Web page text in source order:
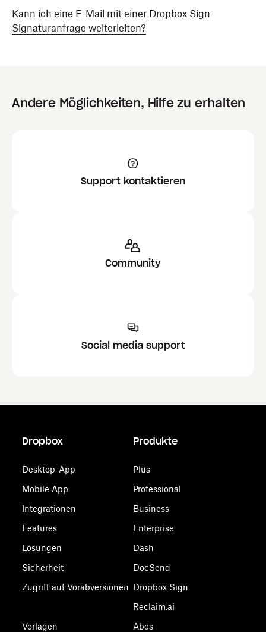
Kann ich eine E-Mail mit einer Dropbox Sign-
Signaturanfrage weiterleiten?
Andere Möglichkeiten, Hilfe zu erhalten
Support kontaktieren
Community
Social media support
Dropbox
Desktop-App
Mobile App
Integrationen
Features
Lösungen
Sicherheit
Zugriff auf Vorabversionen
Vorlagen
Produkte
Plus
Professional
Business
Enterprise
Dash
DocSend
Dropbox Sign
Reclaim.ai
Abos